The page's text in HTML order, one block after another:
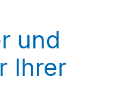
und
Ihrer